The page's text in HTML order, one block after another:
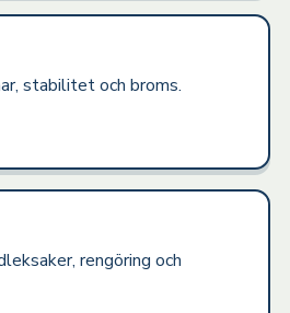
stabilitet och broms.
rengöring och